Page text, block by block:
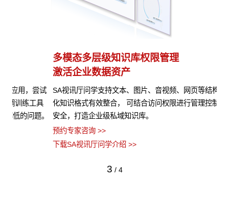
多模态多层级知识库权限管理
激活企业数据资产
SA视讯厅问学支持文本、图片、音视频、网页等结构化与非结构
化知识格式有效整合， 可结合访问权限进行管理控制，保障数据
安全，打造企业级私域知识库。
预约专家咨询 >>
下载SA视讯厅问学介绍 >>
3 / 4